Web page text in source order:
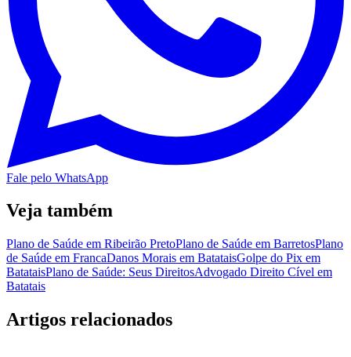
Fale pelo WhatsApp
Veja também
Plano de Saúde em Ribeirão PretoPlano de Saúde em BarretosPlano
de Saúde em FrancaDanos Morais em BatataisGolpe do Pix em
BatataisPlano de Saúde: Seus DireitosAdvogado Direito Cível em
Batatais
Artigos relacionados